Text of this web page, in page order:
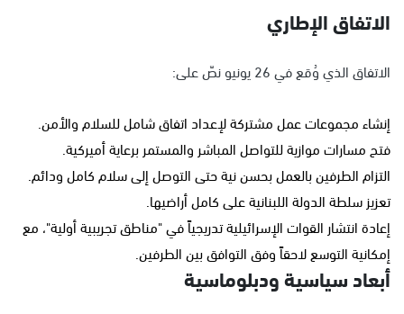
الاتفاق الإطاري
الاتفاق الذي وُقع في 26 يونيو نصّ على:
إنشاء مجموعات عمل مشتركة لإعداد اتفاق شامل للسلام والأمن.
فتح مسارات موازية للتواصل المباشر والمستمر برعاية أميركية.
التزام الطرفين بالعمل بحسن نية حتى التوصل إلى سلام كامل ودائم.
تعزيز سلطة الدولة اللبنانية على كامل أراضيها.
إعادة انتشار القوات الإسرائيلية تدريجياً في "مناطق تجريبية أولية"، مع
إمكانية التوسع لاحقاً وفق التوافق بين الطرفين.
أبعاد سياسية ودبلوماسية